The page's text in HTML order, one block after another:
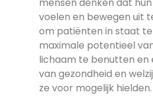
mensen denken dat
voelen en bewegen uit
om patiënten in staat
maximale potentieel
lichaam te benutten en
van gezondheid en
ze voor mogelijk hielden.